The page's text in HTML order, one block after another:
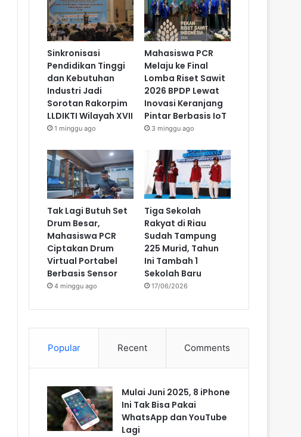
Sinkronisasi
Pendidikan Tinggi
dan Kebutuhan
Industri Jadi
Sorotan Rakorpim
LLDIKTI Wilayah XVII
1 minggu ago
Mahasiswa PCR
Melaju ke Final
Lomba Riset Sawit
2026 BPDP Lewat
Inovasi Keranjang
Pintar Berbasis IoT
3 minggu ago
Tak Lagi Butuh Set
Drum Besar,
Mahasiswa PCR
Ciptakan Drum
Virtual Portabel
Berbasis Sensor
4 minggu ago
Tiga Sekolah
Rakyat di Riau
Sudah Tampung
225 Murid, Tahun
Ini Tambah 1
Sekolah Baru
17/06/2026
Popular Recent Comments
Mulai Juni 2025, 8 iPhone
Ini Tak Bisa Pakai
WhatsApp dan YouTube
Lagi